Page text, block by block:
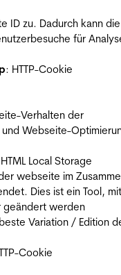
ID zu. Dadurch kann die
für
: HTTP-Cookie
Verhalten der
Webseite-
Local Storage
webseite im
Dies ist ein Tool,
geändert werden
Variation / Edition
Cookie